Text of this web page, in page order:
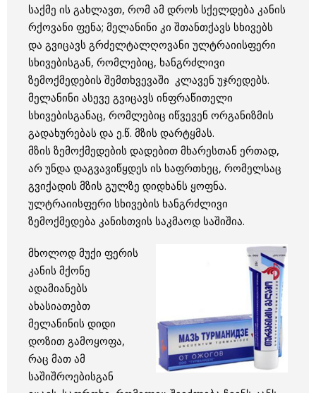
საქმე ის გახლავთ, რომ ამ დროს სქელდება კანის
რქოვანი ფენა; მელანინი კი შთანთქავს სხივებს
და გვიცავს გრძელტალღოვანი ულტრაიისფერი
სხივებისგან, რომლებიც, ხანგრძლივი
ზემოქმედების შემთხვევაში კლავენ უჯრედებს.
მელანინი ასევე გვიცავს ინფრაწითელი
სხივებისგანაც, რომლებიც იწვევენ ორგანიზმის
გადახურებას და ე.წ. მზის დარტყმას.
მზის ზემოქმედების დადებით მხარესთან ერთად,
არ უნდა დაგვავიწყდეს ის საფრთხეც, რომელსაც
გვიქადის მზის გულზე დიდხანს ყოფნა.
ულტრაიისფერი სხივების ხანგრძლივი
ზემოქმედება კანისთვის საკმაოდ საშიშია.
მხოლოდ მუქი ფერის
კანის მქონე
ადამიანებს
ახასიათებთ
მელანინის დიდი
დოზით გამოყოფა,
რაც მათ ამ
საშიშროებისგან